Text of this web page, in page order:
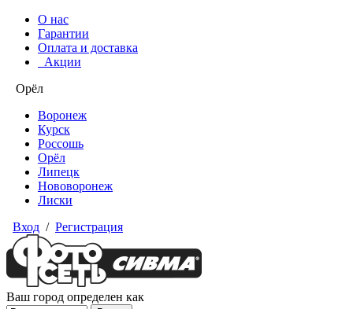
О нас
Гарантии
Оплата и доставка
Акции
Орёл
Воронеж
Курск
Россошь
Орёл
Липецк
Нововоронеж
Лиски
Вход / Регистрация
Ваш город определен как